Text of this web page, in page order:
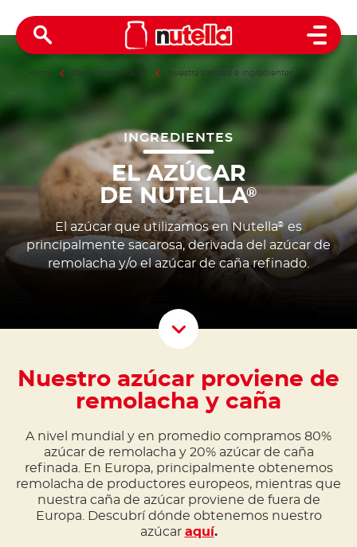
Open
Home Dentro de Nutella Nuestra calidad e ingredientes
INGREDIENTES
EL AZÚCAR
DE NUTELLA®
El azúcar que utilizamos en Nutella® es
principalmente sacarosa, derivada del azúcar de
remolacha y/o el azúcar de caña refinado.
Scroll
Nuestro azúcar proviene de
remolacha y caña
A nivel mundial y en promedio compramos 80%
azúcar de remolacha y 20% azúcar de caña
refinada. En Europa, principalmente obtenemos
remolacha de productores europeos, mientras que
nuestra caña de azúcar proviene de fuera de
Europa. Descubrí dónde obtenemos nuestro
azúcar aquí.